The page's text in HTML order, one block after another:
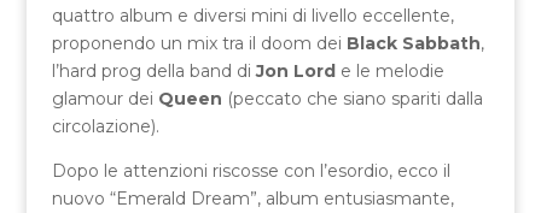
quattro album e diversi mini di livello eccellente,
proponendo un mix tra il doom dei Black Sabbath,
l’hard prog della band diJon Lorde le melodie
glamour dei Queen (peccato che siano spariti dalla
circolazione).
Dopo le attenzioni riscosse con l’esordio, ecco il
nuovo “Emerald Dream”, album entusiasmante,